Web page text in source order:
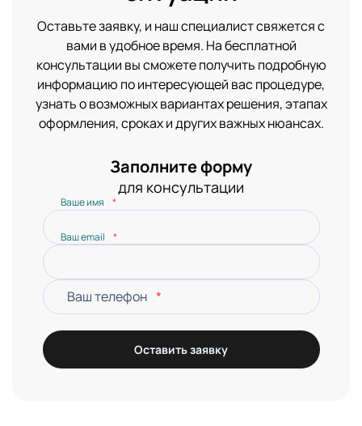
Оставьте заявку, и наш специалист свяжется с
вами в удобное время. На бесплатной
консультации вы сможете получить подробную
информацию по интересующей вас процедуре,
узнать о возможных вариантах решения, этапах
оформления, сроках и других важных нюансах.
Заполните форму
для консультации
Ваше имя *
Ваш email *
Ваш телефон *
Оставить заявку